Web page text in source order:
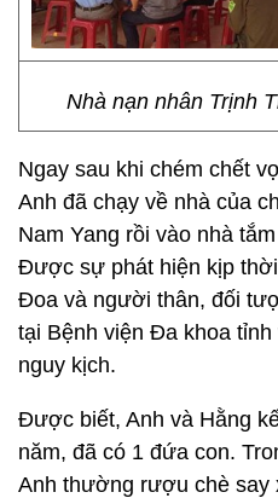
Nhà nạn nhân Trịnh
Ngay sau khi chém chết
Anh đã chạy về nhà của
Nam Yang rồi vào nhà
Được sự phát hiện kịp
Đoa và người thân, đối
tại Bệnh viện Đa khoa
nguy kịch.
Được biết, Anh và Hằng
năm, đã có 1 đứa con.
Anh thường rượu chè say